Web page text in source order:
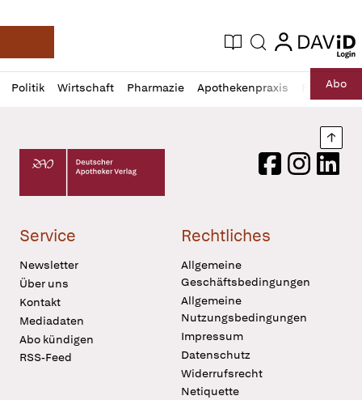
Deutsche Apotheker Zeitung
Aktuelle Ausgabe
Suche login
login
Politik Wirtschaft Pharmazie Apothekenpraxis RechtAbo
Profil
öffnen
Daz
Pur
Deutscher Apotheker Verlag Logo
FacebookInstagram
Service
Newsletter
Über uns
Kontakt
Mediadaten
Abo kündigen
RSS-Feed
Rechtliches
Allgemeine
Geschäftsbedingungen
Allgemeine
Nutzungsbedingungen
Impressum
Datenschutz
Widerrufsrecht
Netiquette